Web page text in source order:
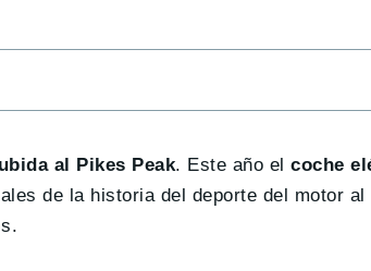
al Pikes Peak. Este año elcoche
de la historia del deporte del motor